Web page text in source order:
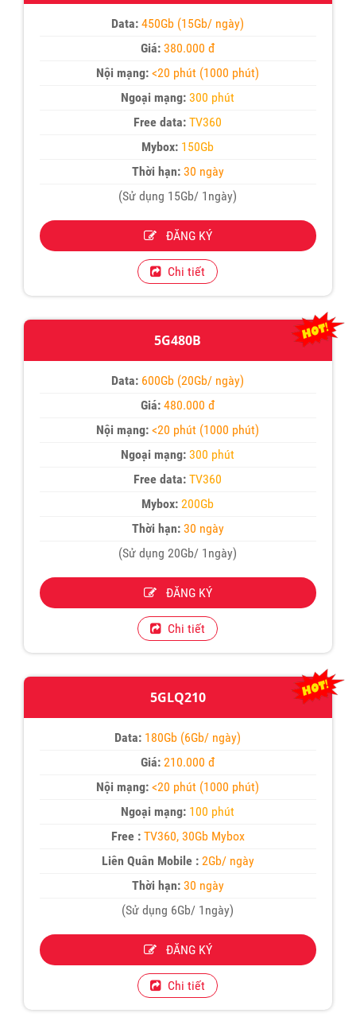
Data: 450Gb (15Gb/ ngày)
Giá:380.000 đ
Nội mạng: <20 phút (1000 phút)
Ngoại mạng: 300 phút
Free data: TV360
Mybox: 150Gb
Thời hạn:30 ngày
(Sử dụng 15Gb/ 1ngày)
ĐĂNG KÝ
Chi tiết
5G480B
Data: 600Gb (20Gb/ ngày)
Giá:480.000 đ
Nội mạng: <20 phút (1000 phút)
Ngoại mạng: 300 phút
Free data: TV360
Mybox: 200Gb
Thời hạn:30 ngày
(Sử dụng 20Gb/ 1ngày)
ĐĂNG KÝ
Chi tiết
5GLQ210
Data: 180Gb (6Gb/ ngày)
Giá:210.000 đ
Nội mạng: <20 phút (1000 phút)
Ngoại mạng: 100 phút
Free : TV360, 30Gb Mybox
Liên Quân Mobile : 2Gb/ ngày
Thời hạn:30 ngày
(Sử dụng 6Gb/ 1ngày)
ĐĂNG KÝ
Chi tiết